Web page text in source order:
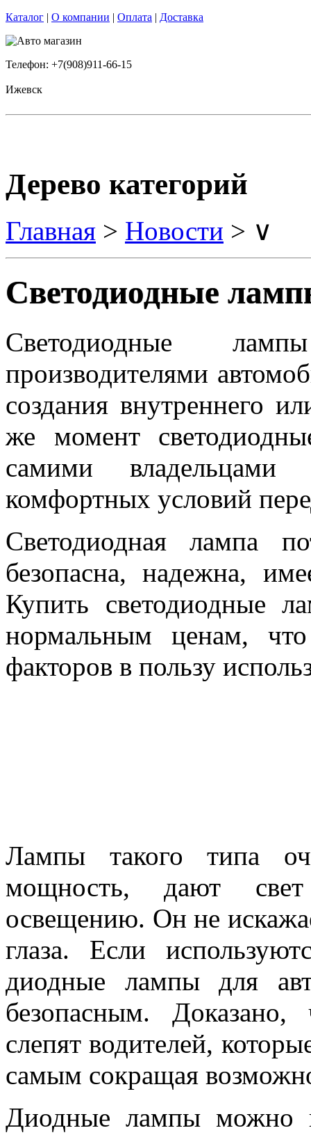
Каталог | О компании | Оплата | Доставка
Телефон: +7(908)911-66-15
Ижевск
Дерево категорий
Главная > Новости > ∨
Светодиодные
Светодиодные
производителями
создания внутреннего
же момент
самими владельцами
комфортных условий
Светодиодная лампа
безопасна, надежна,
Купить светодиодные
нормальным ценам,
факторов в пользу
Лампы такого типа
мощность, дают свет
освещению. Он не
глаза. Если
диодные лампы для
безопасным.
слепят водителей,
самым сокращая
Диодные лампы можно